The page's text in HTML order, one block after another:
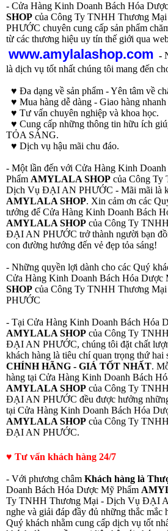
- Cửa Hàng Kinh Doanh Bách Hóa
SHOP của Công Ty TNHH Thương
PHƯỚC chuyên cung cấp sản phẩm
từ các thương hiệu uy tín thế giới qua
www.amylalashop.com -
là dịch vụ tốt nhất chúng tôi mang đến
♥ Đa dạng về sản phẩm - Yên tâm về
♥ Mua hàng dễ dàng - Giao hàng nhanh
♥ Tư vấn chuyên nghiệp và khoa học.
♥ Cung cấp những thông tin hữu ích
TỎA SÁNG.
♥ Dịch vụ hậu mãi chu đáo.
- Một lần đến với Cửa Hàng Kinh
Phẩm AMYLALA SHOP của Công
Dịch Vụ ĐẠI AN PHƯỚC - Mãi mãi là
AMYLALA SHOP. Xin cảm ơn các
tưởng để Cửa Hàng Kinh Doanh Bách
AMYLALA SHOP của Công Ty
ĐẠI AN PHƯỚC trở thành người bạn
con đường hướng đến vẻ đẹp tỏa sáng!
- Những quyền lợi dành cho các Quý
Cửa Hàng Kinh Doanh Bách Hóa Dược
SHOP của Công Ty TNHH Thương
PHƯỚC
- Tại Cửa Hàng Kinh Doanh Bách Hóa
AMYLALA SHOP của Công Ty
ĐẠI AN PHƯỚC, chúng tôi đặt chất
khách hàng là tiêu chí quan trọng thứ hai
CHÍNH HÃNG - GIÁ TỐT NHẤT.
hàng tại Cửa Hàng Kinh Doanh Bách
AMYLALA SHOP của Công Ty
ĐẠI AN PHƯỚC đều được hưởng
tại Cửa Hàng Kinh Doanh Bách Hóa
AMYLALA SHOP của Công Ty
ĐẠI AN PHƯỚC.
♥ Tư vấn khách hàng 24/7
- Với phương châm Khách hàng là
Doanh Bách Hóa Dược Mỹ Phẩm
Ty TNHH Thương Mại - Dịch Vụ ĐẠI
nghe và giải đáp đầy đủ những thắc mắc
Quý khách nhằm cung cấp dịch vụ tốt